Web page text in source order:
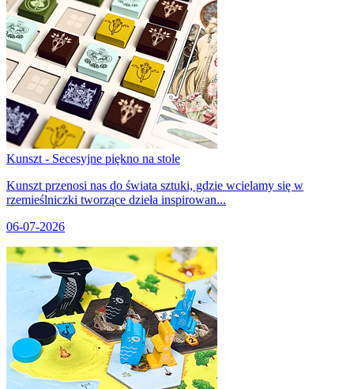
Kunszt - Secesyjne piękno na stole
Kunszt przenosi nas do świata sztuki, gdzie wcielamy się w
rzemieślniczki tworzące dzieła inspirowan...
06-07-2026